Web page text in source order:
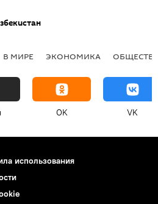
В МИРЕ ЭКОНОМИКА
OK VK
использования